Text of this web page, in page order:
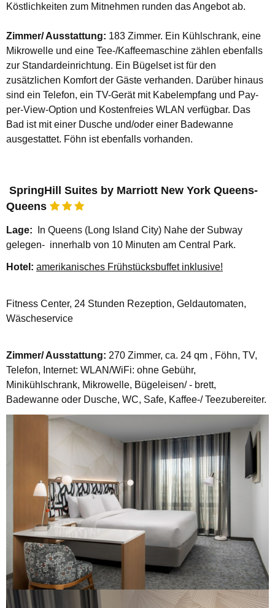
Köstlichkeiten zum Mitnehmen runden das Angebot ab.
Zimmer/ Ausstattung: 183 Zimmer. Ein Kühlschrank, eine
Mikrowelle und eine Tee-/Kaffeemaschine zählen ebenfalls
zur Standardeinrichtung. Ein Bügelset ist für den
zusätzlichen Komfort der Gäste verhanden. Darüber hinaus
sind ein Telefon, ein TV-Gerät mit Kabelempfang und Pay-
per-View-Option und Kostenfreies WLAN verfügbar. Das
Bad ist mit einer Dusche und/oder einer Badewanne
ausgestattet. Föhn ist ebenfalls vorhanden.
SpringHill Suites by Marriott New York Queens-
Queens
Lage: In Queens (Long Island City) Nahe der Subway
gelegen- innerhalb von 10 Minuten am Central Park.
Hotel: amerikanisches Frühstücksbuffet inklusive!
Fitness Center, 24 Stunden Rezeption, Geldautomaten,
Wäscheservice
Zimmer/ Ausstattung: 270 Zimmer, ca. 24 qm , Föhn, TV,
Telefon, Internet: WLAN/WiFi: ohne Gebühr,
Minikühlschrank, Mikrowelle, Bügeleisen/ - brett,
Badewanne oder Dusche, WC, Safe, Kaffee-/ Teezubereiter.